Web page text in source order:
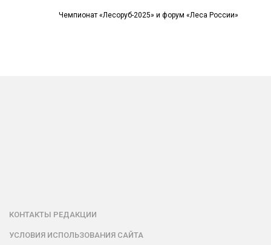
Чемпионат «Лесоруб-2025» и форум «Леса России»
КОНТАКТЫ РЕДАКЦИИ
УСЛОВИЯ ИСПОЛЬЗОВАНИЯ САЙТА